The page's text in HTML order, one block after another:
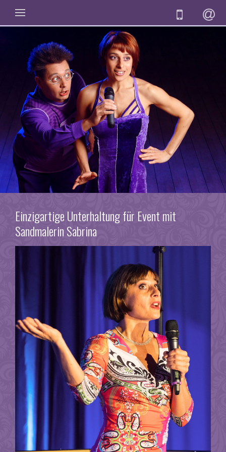
Einzigartige Unterhaltung für Event mit
Sandmalerin Sabrina